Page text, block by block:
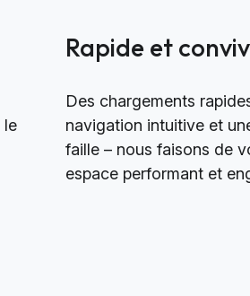
le
Rapide et
Des chargements
navigation intuitive et
faille – nous faisons de
espace performant et